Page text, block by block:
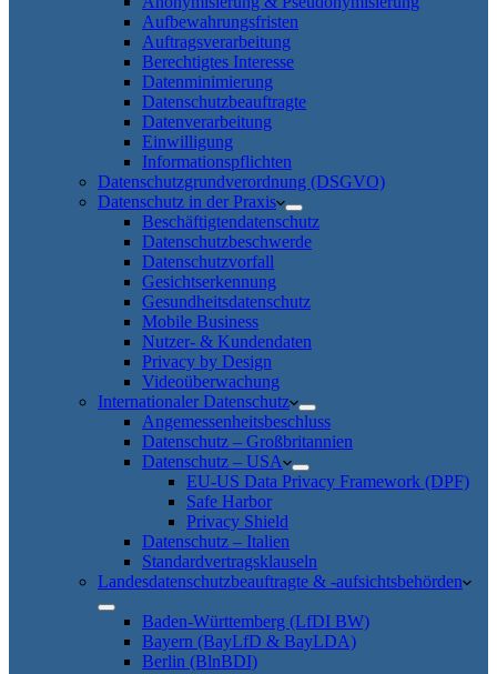
Aufbewahrungsfristen
Auftragsverarbeitung
Berechtigtes Interesse
Datenminimierung
Datenschutzbeauftragte
Datenverarbeitung
Einwilligung
Informationspflichten
Datenschutzgrundverordnung (DSGVO)
Datenschutz in der Praxis
Beschäftigtendatenschutz
Datenschutzbeschwerde
Datenschutzvorfall
Gesichtserkennung
Gesundheitsdatenschutz
Mobile Business
Nutzer- & Kundendaten
Privacy by Design
Videoüberwachung
Internationaler Datenschutz
Angemessenheitsbeschluss
Datenschutz – Großbritannien
Datenschutz – USA
EU-US Data Privacy Framework (DPF)
Safe Harbor
Privacy Shield
Datenschutz – Italien
Standardvertragsklauseln
Landesdatenschutzbeauftragte & -aufsichtsbehörden
Baden-Württemberg (LfDI BW)
Bayern (BayLfD & BayLDA)
Berlin (BlnBDI)